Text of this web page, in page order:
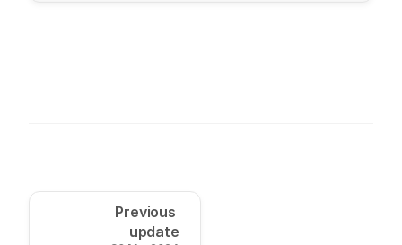
Aðrar minniháttar lagfæringar í Planner
Previous
update